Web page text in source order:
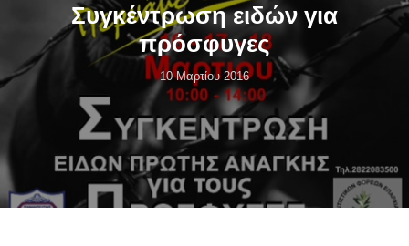
Συγκέντρωση ειδών για
πρόσφυγες
10 Μαρτίου 2016